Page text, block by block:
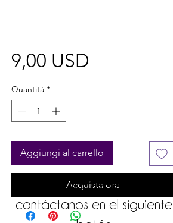
9,00 USD
Quantità *
Aggiungi al carrello
Acquista ora
Si estas en Venezuela
contáctanos en el siguiente